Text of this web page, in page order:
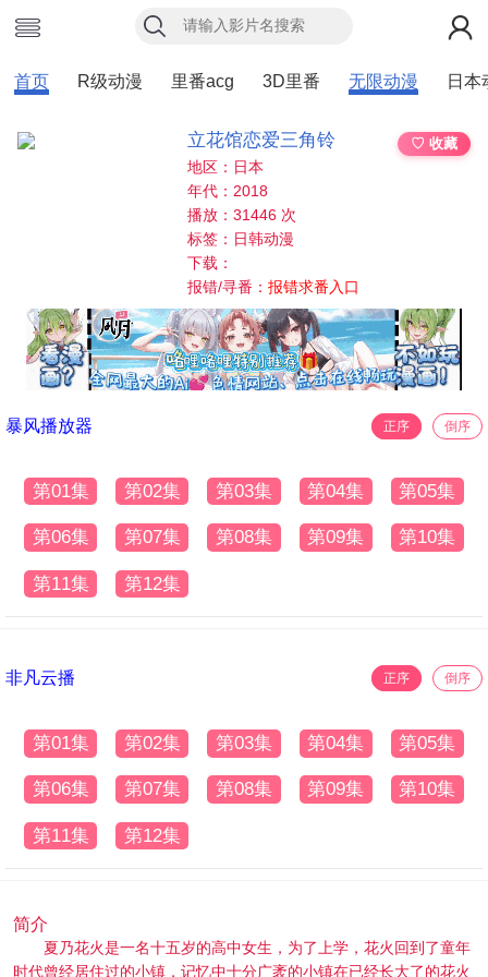
首页 R级动漫 里番acg 3D里番 无限动漫 日本
立花馆恋爱三角铃
♡ 收藏
地区：日本
年代：2018
播放：31446 次
标签：日韩动漫
下载：
报错/寻番：报错求番入口
暴风播放器 正序 倒序
第01集 第02集 第03集 第04集 第05集
第06集 第07集 第08集 第09集 第10集
第11集 第12集
非凡云播 正序 倒序
第01集 第02集 第03集 第04集 第05集
第06集 第07集 第08集 第09集 第10集
第11集 第12集
简介
夏乃花火是一名十五岁的高中女生，为了上学，花火回到了童年
时代曾经居住过的小镇，记忆中十分广袤的小镇在已经长大了的花火